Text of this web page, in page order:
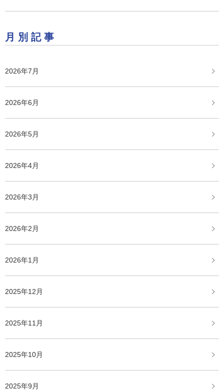
月別記事
2026年7月
2026年6月
2026年5月
2026年4月
2026年3月
2026年2月
2026年1月
2025年12月
2025年11月
2025年10月
2025年9月